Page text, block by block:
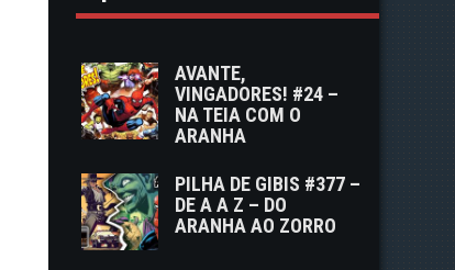
AVANTE,
VINGADORES! #24 –
NA TEIA COM O
ARANHA
PILHA DE GIBIS #377 –
DE A A Z – DO
ARANHA AO ZORRO